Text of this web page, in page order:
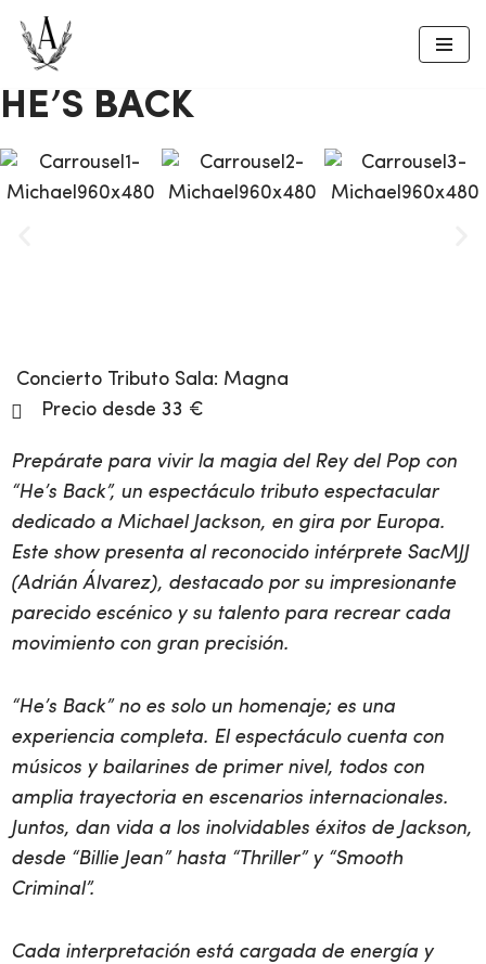
Saltar
al
contenido
HE’S BACK
Concierto Tributo Sala: Magna
Precio desde 33 €
Prepárate para vivir la magia del Rey del Pop con
“He’s Back”, un espectáculo tributo espectacular
dedicado a Michael Jackson, en gira por Europa.
Este show presenta al reconocido intérprete SacMJJ
(Adrián Álvarez), destacado por su impresionante
parecido escénico y su talento para recrear cada
movimiento con gran precisión.
“He’s Back” no es solo un homenaje; es una
experiencia completa. El espectáculo cuenta con
músicos y bailarines de primer nivel, todos con
amplia trayectoria en escenarios internacionales.
Juntos, dan vida a los inolvidables éxitos de Jackson,
desde “Billie Jean” hasta “Thriller” y “Smooth
Criminal”.
Cada interpretación está cargada de energía y